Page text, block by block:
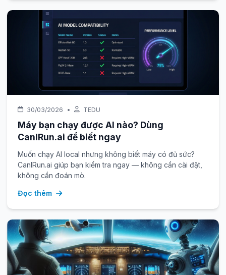
30/03/2026 • TEDU
Máy bạn chạy được AI nào? Dùng
CanIRun.ai để biết ngay
Muốn chạy AI local nhưng không biết máy có đủ sức?
CanIRun.ai giúp bạn kiểm tra ngay — không cần cài đặt,
không cần đoán mò.
Đọc thêm